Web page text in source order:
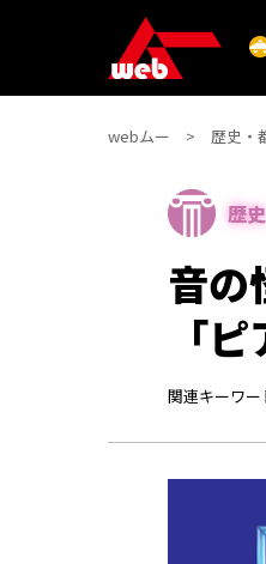
webムー 歴史・
歴
音の
「
関連キーワー